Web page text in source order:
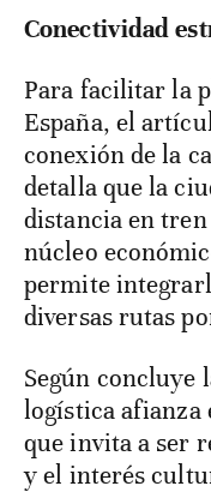
Conectividad
Para facilitar la
España, el
conexión de la
detalla que la
distancia en
núcleo
permite
diversas rutas
Según concluye
logística afianza
que invita a ser
y el interés